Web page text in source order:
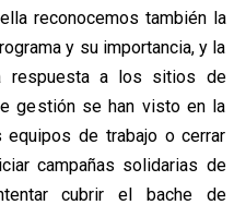
reconocemos también la
y su importancia, y la
respuesta a los sitios de
gestión se han visto en la
de trabajo o cerrar
campañas solidarias de
cubrir el bache de